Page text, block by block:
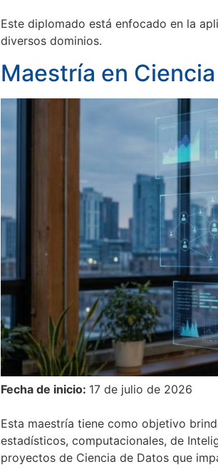
Este diplomado está enfocado en la
diversos dominios.
Maestría en
Fecha de inicio: 17 de julio de 2026
Esta maestría tiene como objetivo
estadísticos, computacionales, de
proyectos de Ciencia de Datos que